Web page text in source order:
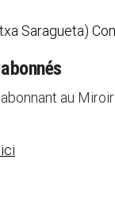
Saragueta)
au Miroir